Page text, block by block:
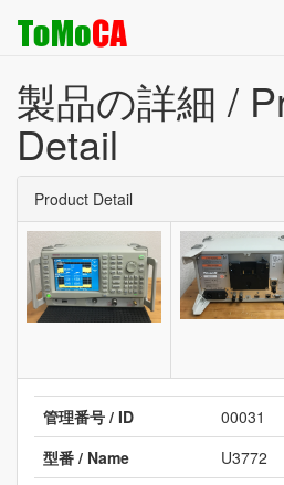
製品の詳細 /
Detail
Product Detail
管理番号 / ID
00031
型番 / Name
U3772